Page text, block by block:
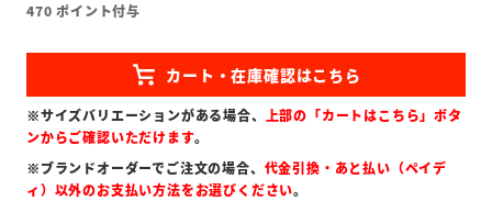
470 ポイント付与
※サイズバリエーションがある場合、 上部の「カートはこちら」ボタ
ンからご確認いただけます。
※ブランドオーダーでご注文の場合、 代金引換・あと払い（ペイデ
ィ）以外のお支払い方法をお選びください。